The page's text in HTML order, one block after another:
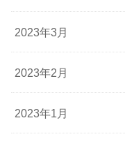
2023年3月
2023年2月
2023年1月